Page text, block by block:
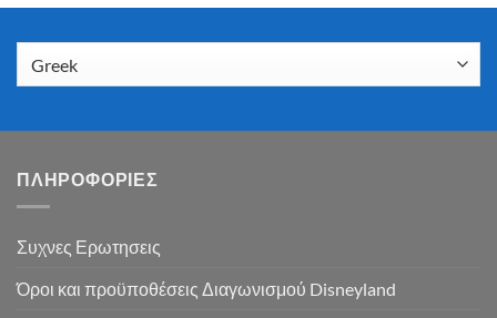
ΠΛΗΡΟΦΟΡΙΕΣ
Συχνες Ερωτησεις
Όροι και προϋποθέσεις Διαγωνισμού Disneyland